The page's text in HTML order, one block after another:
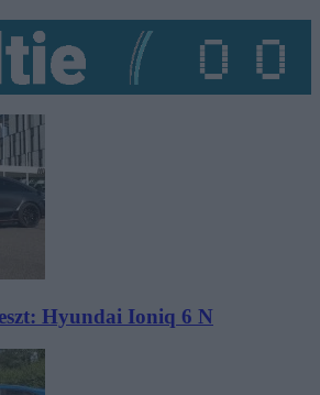
Hyundai Ioniq 6 N